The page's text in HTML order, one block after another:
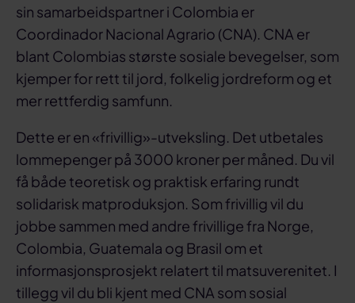
sin samarbeidspartner i Colombia er
Coordinador Nacional Agrario (CNA). CNA er
blant Colombias største sosiale bevegelser, som
kjemper for rett til jord, folkelig jordreform og et
mer rettferdig samfunn.
Dette er en «frivillig»-utveksling. Det utbetales
lommepenger på 3000 kroner per måned. Du vil
få både teoretisk og praktisk erfaring rundt
solidarisk matproduksjon. Som frivillig vil du
jobbe sammen med andre frivillige fra Norge,
Colombia, Guatemala og Brasil om et
informasjonsprosjekt relatert til matsuverenitet. I
tillegg vil du bli kjent med CNA som sosial